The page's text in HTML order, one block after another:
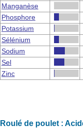
Manganèse
Phosphore
Potassium
Sélénium
Sodium
Sel
Zinc
Roulé de poulet :